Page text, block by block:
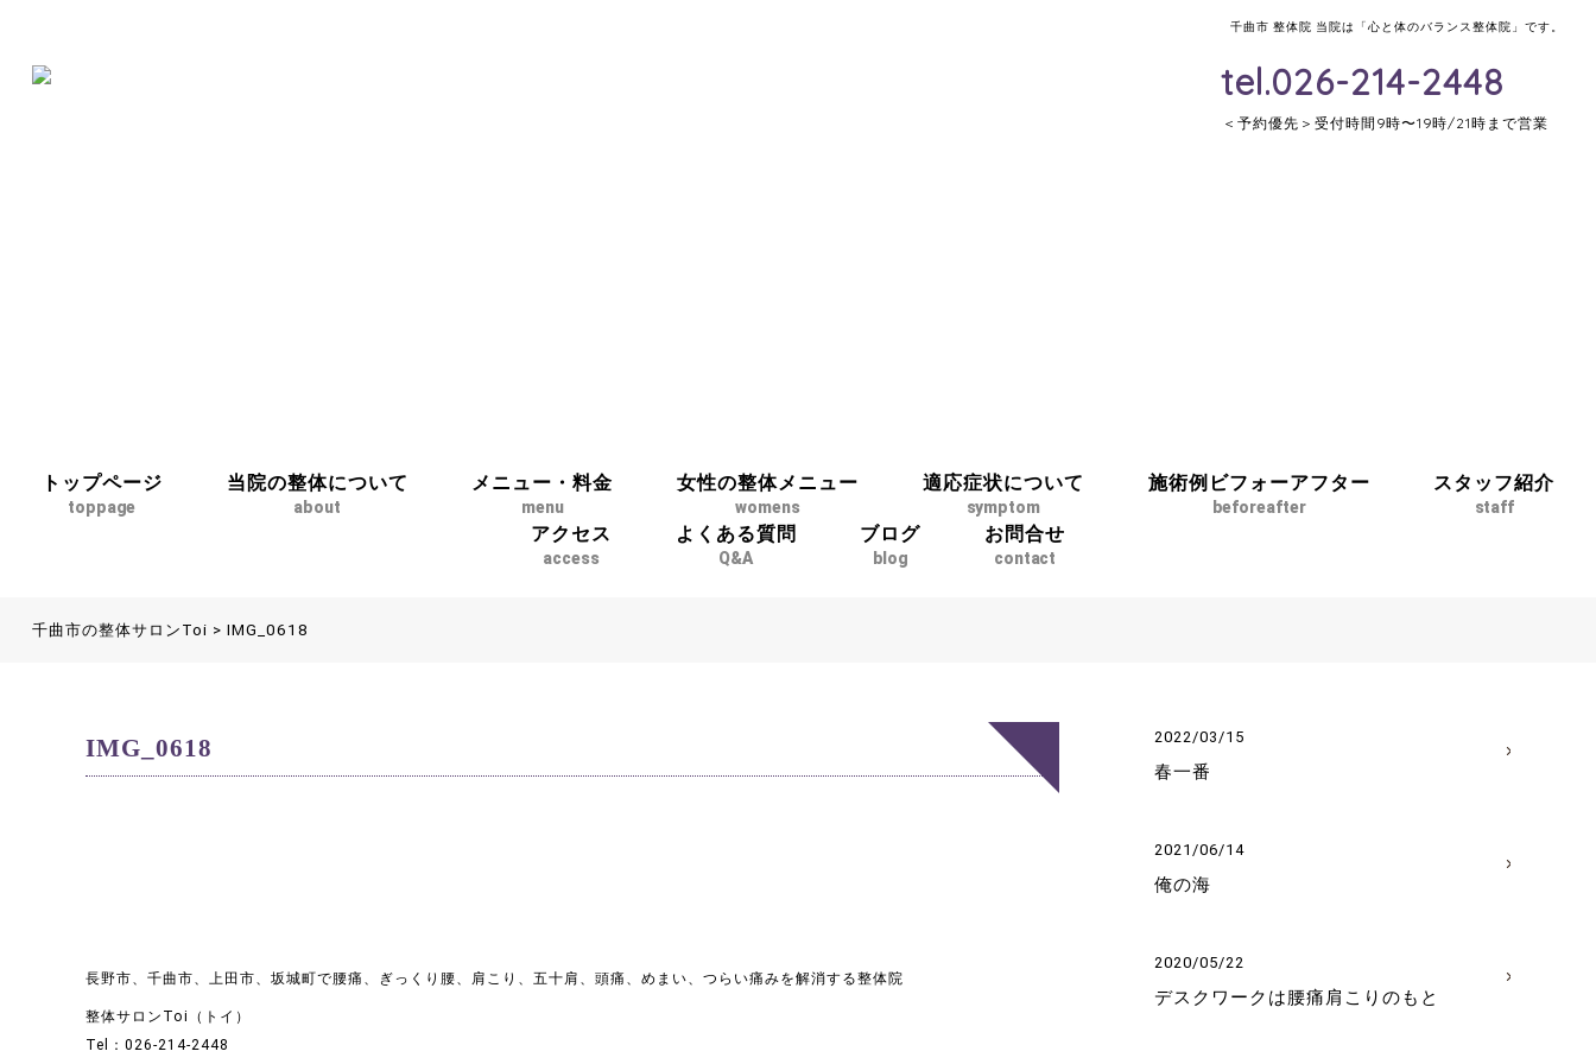
千曲市 整体院 当院は「心と体のバランス整体院」です。
tel.026-214-2448
＜予約優先＞受付時間9時〜19時/21時まで営業
トップページ
toppage
当院の整体について
about
メニュー・料金
menu
女性の整体メニュー
womens
適応症状について
symptom
施術例ビフォーアフター
beforeafter
スタッフ紹介
staff
アクセス
access
よくある質問
Q&A
ブログ
blog
お問合せ
contact
千曲市の整体サロンToi > IMG_0618
IMG_0618
長野市、千曲市、上田市、坂城町で腰痛、ぎっくり腰、肩こり、五十肩、頭痛、めまい、つらい痛みを解消する整体院
整体サロンToi（トイ）
Tel：026-214-2448
2022/03/15
春一番
2021/06/14
俺の海
2020/05/22
デスクワークは腰痛肩こりのもと